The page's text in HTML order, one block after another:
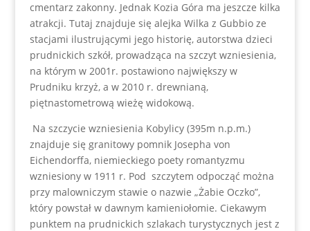
cmentarz zakonny. Jednak Kozia Góra ma jeszcze kilka
atrakcji. Tutaj znajduje się alejka Wilka z Gubbio ze
stacjami ilustrującymi jego historię, autorstwa dzieci
prudnickich szkół, prowadząca na szczyt wzniesienia,
na którym w 2001r. postawiono największy w
Prudniku krzyż, a w 2010 r. drewnianą,
piętnastometrową wieżę widokową.
Na szczycie wzniesienia Kobylicy (395m n.p.m.)
znajduje się granitowy pomnik Josepha von
Eichendorffa, niemieckiego poety romantyzmu
wzniesiony w 1911 r. Pod szczytem odpocząć można
przy malowniczym stawie o nazwie „Żabie Oczko”,
który powstał w dawnym kamieniołomie. Ciekawym
punktem na prudnickich szlakach turystycznych jest z